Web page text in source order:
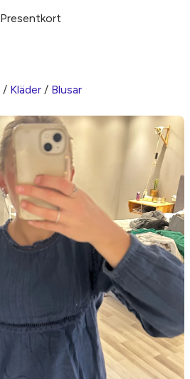
Presentkort
/ Kläder / Blusar